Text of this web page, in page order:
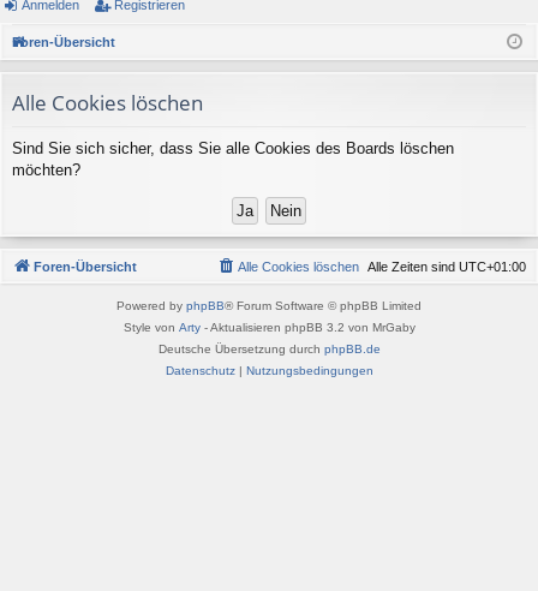
ch
ne
ug
riff
or
en ist
Anmelden Registrieren
Foren-Übersicht
Alle Cookies löschen
Sind Sie sich sicher, dass Sie alle Cookies des Boards löschen
möchten?
Foren-Übersicht Alle Zeiten sind UTC+01:00
Alle Cookies löschen
Powered by phpBB® Forum Software © phpBB Limited
Style von Arty- Aktualisieren phpBB 3.2 von MrGaby
Deutsche Übersetzung durch phpBB.de
Datenschutz| Nutzungsbedingungen